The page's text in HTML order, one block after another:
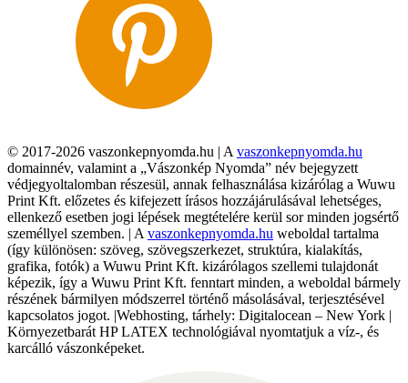
© 2017-2026 vaszonkepnyomda.hu | A vaszonkepnyomda.hu
domainnév, valamint a „Vászonkép Nyomda” név bejegyzett
védjegyoltalomban részesül, annak felhasználása kizárólag a Wuwu
Print Kft. előzetes és kifejezett írásos hozzájárulásával lehetséges,
ellenkező esetben jogi lépések megtételére kerül sor minden jogsértő
személlyel szemben. | A vaszonkepnyomda.hu weboldal tartalma
(így különösen: szöveg, szövegszerkezet, struktúra, kialakítás,
grafika, fotók) a Wuwu Print Kft. kizárólagos szellemi tulajdonát
képezik, így a Wuwu Print Kft. fenntart minden, a weboldal bármely
részének bármilyen módszerrel történő másolásával, terjesztésével
kapcsolatos jogot. |Webhosting, tárhely: Digitalocean – New York |
Környezetbarát HP LATEX technológiával nyomtatjuk a víz-, és
karcálló vászonképeket.